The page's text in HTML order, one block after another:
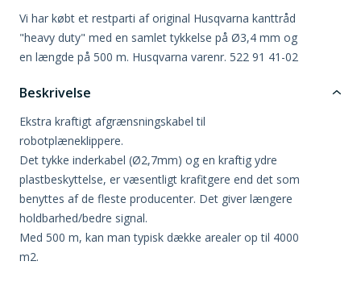
Vi har købt et restparti af original Husqvarna kanttråd
"heavy duty" med en samlet tykkelse på Ø3,4 mm og
en længde på 500 m. Husqvarna varenr. 522 91 41-02
Beskrivelse
Ekstra kraftigt afgrænsningskabel til
robotplæneklippere.
Det tykke inderkabel (Ø2,7mm) og en kraftig ydre
plastbeskyttelse, er væsentligt krafitgere end det som
benyttes af de fleste producenter. Det giver længere
holdbarhed/bedre signal.
Med 500 m, kan man typisk dække arealer op til 4000
m2.